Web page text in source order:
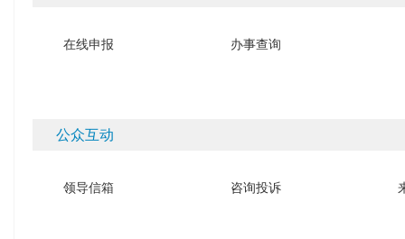
在线申报 办事查询
公众互动
领导信箱 咨询投诉